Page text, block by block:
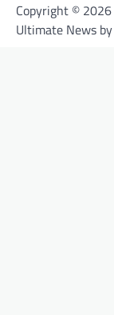
Copyright © 2026
Ultimate News by